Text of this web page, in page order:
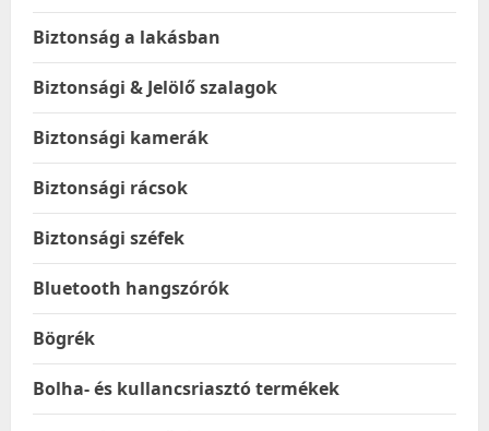
Biztonság a lakásban
Biztonsági & Jelölő szalagok
Biztonsági kamerák
Biztonsági rácsok
Biztonsági széfek
Bluetooth hangszórók
Bögrék
Bolha- és kullancsriasztó termékek